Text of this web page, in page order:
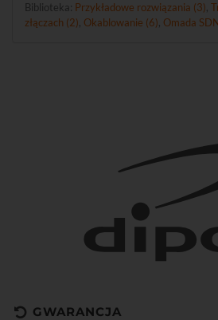
Biblioteka: Przykładowe rozwiązania (3)
złączach (2) Okablowanie (6) Omada
GWARANCJA